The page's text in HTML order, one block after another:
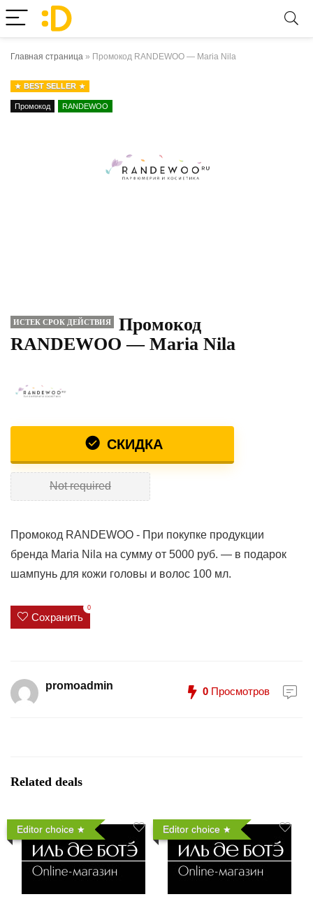
Главная страница » Промокод RANDEWOO — Maria Nila
BEST SELLER
Промокод RANDEWOO
ИСТЕК СРОК ДЕЙСТВИЯ
Промокод
RANDEWOO — Maria Nila
СКИДКА
Not required
Промокод RANDEWOO - При покупке продукции
бренда Maria Nila на сумму от 5000 руб. — в подарок
шампунь для кожи головы и волос 100 мл.
Сохранить
0
promoadmin 0 Просмотров
Related deals
Editor choice Editor choice